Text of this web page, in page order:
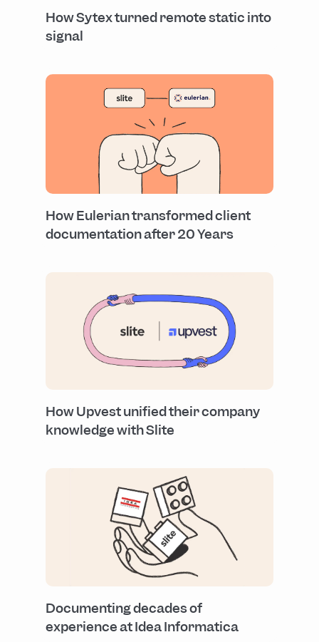
How Sytex turned remote static into
signal
How Eulerian transformed client
documentation after 20 Years
How Upvest unified their company
knowledge with Slite
Documenting decades of
experience at Idea Informatica